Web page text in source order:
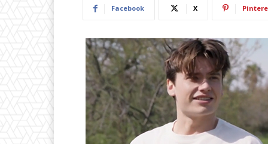
Facebook X